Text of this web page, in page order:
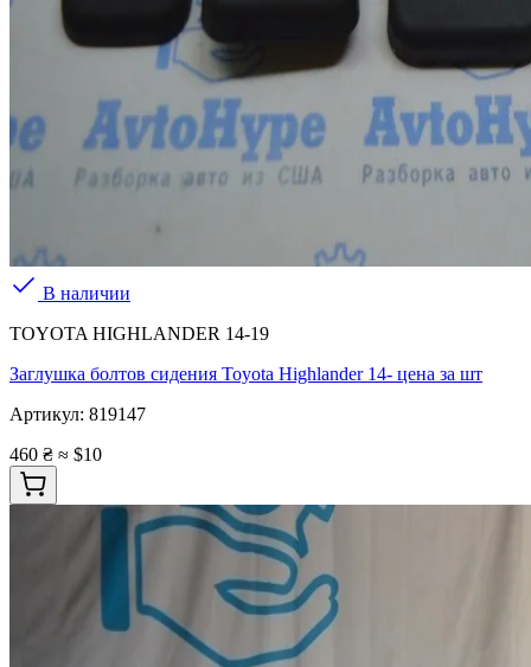
В наличии
TOYOTA HIGHLANDER 14-19
Заглушка болтов сидения Toyota Highlander 14- цена за шт
Артикул: 819147
460 ₴ ≈ $10